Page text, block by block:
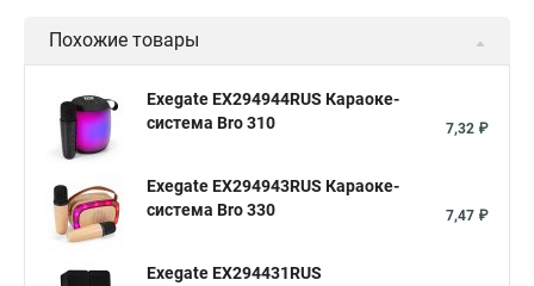
Похожие товары
Exegate EX294944RUS Караоке-
система Bro 310
7,32 ₽
Exegate EX294943RUS Караоке-
система Bro 330
7,47 ₽
Exegate EX294431RUS